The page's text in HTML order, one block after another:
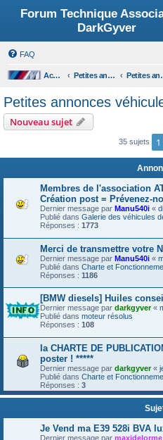
Forum Technique
DarkGyver
FAQ
Accueil du forum Petites annonces Petites
Petites annonces
Nouveau sujet
35 sujets 1
Membres de l'association
Création post = Prévenez-
Dernier message par Manu540i «
Publié dans Galerie des véhicules
Réponses : 1773
Merci de transmettre votre
Dernier message par Manu540i «
Publié dans Charte et
Réponses : 1186
[BMW diesels] Huiles
Dernier message par darkgyver«
Publié dans moteur résolus
Réponses : 108
la CHARTE DE
poster ! *****
Dernier message par darkgyver«
Publié dans Charte et
Réponses : 3
Je Vend ma E39 528i BVA
Dernier message par maxidelorme